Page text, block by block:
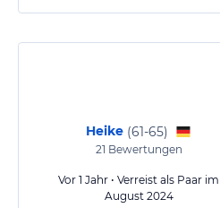
Heike (61-65)
21 Bewertungen
Vor 1 Jahr • Verreist als Paar im
August 2024